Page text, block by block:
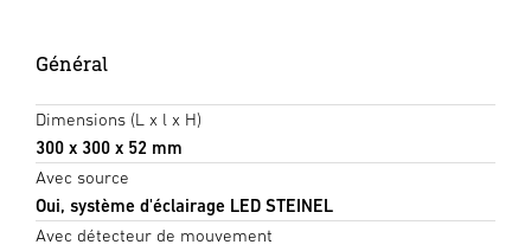
Général
Dimensions (L x l x H)
300 x 300 x 52 mm
Avec source
Oui, système d'éclairage LED STEINEL
Avec détecteur de mouvement